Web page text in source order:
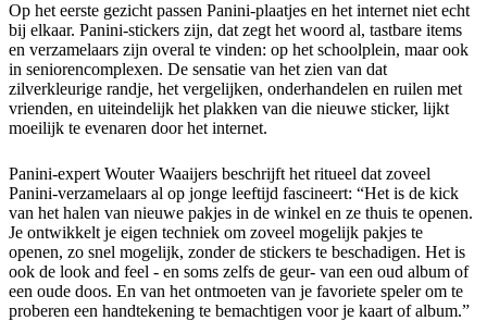
Op het eerste gezicht passen Panini-plaatjes en het internet niet echt
bij elkaar. Panini-stickers zijn, dat zegt het woord al, tastbare items
en verzamelaars zijn overal te vinden: op het schoolplein, maar ook
in seniorencomplexen. De sensatie van het zien van dat
zilverkleurige randje, het vergelijken, onderhandelen en ruilen met
vrienden, en uiteindelijk het plakken van die nieuwe sticker, lijkt
moeilijk te evenaren door het internet.
Panini-expert Wouter Waaijers beschrijft het ritueel dat zoveel
Panini-verzamelaars al op jonge leeftijd fascineert: “Het is de kick
van het halen van nieuwe pakjes in de winkel en ze thuis te openen.
Je ontwikkelt je eigen techniek om zoveel mogelijk pakjes te
openen, zo snel mogelijk, zonder de stickers te beschadigen. Het is
ook de look and feel - en soms zelfs de geur- van een oud album of
een oude doos. En van het ontmoeten van je favoriete speler om te
proberen een handtekening te bemachtigen voor je kaart of album.”